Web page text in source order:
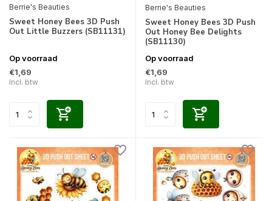
Berrie's Beauties
Sweet Honey Bees 3D Push
Out Little Buzzers (SB11131)
Op voorraad
€1,69
Incl. btw
Berrie's Beauties
Sweet Honey Bees 3D Push
Out Honey Bee Delights
(SB11130)
Op voorraad
€1,69
Incl. btw